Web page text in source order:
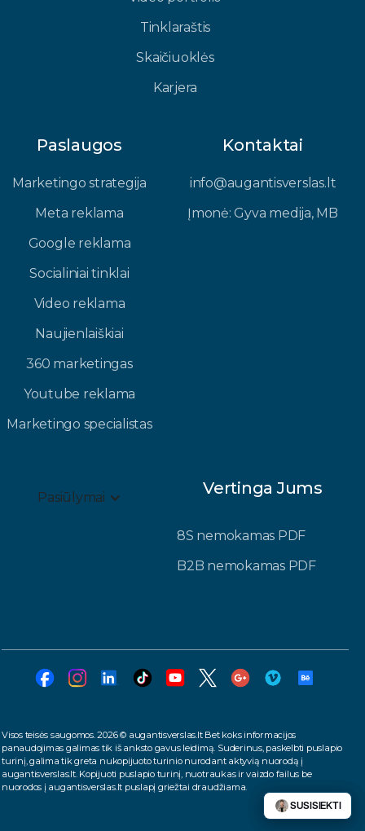
Tinklaraštis
Skaičiuoklės
Karjera
Paslaugos
Marketingo strategija
Meta reklama
Google reklama
Socialiniai tinklai
Video reklama
Naujienlaiškiai
360 marketingas
Youtube reklama
Marketingo specialistas
Kontaktai
info@augantisverslas.lt​
Įmonė: Gyva medija, MB​
Pasiūlymai Vertinga Jums
8S nemokamas PDF
B2B nemokamas PDF
Visos teisės saugomos. 2026 © augantisverslas.lt Bet koks informacijos
panaudojimas galimas tik iš anksto gavus leidimą. Suderinus, paskelbti puslapio
turinį, galima tik greta nukopijuoto turinio nurodant aktyvią nuorodą į
augantisverslas.lt. Kopijuoti puslapio turinį, nuotraukas ir vaizdo failus be
nuorodos į augantisverslas.lt puslapį griežtai draudžiama.
SUSISIEKTI
SUSISIEKTI